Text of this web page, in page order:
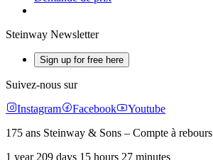
Steinway Newsletter
Sign up for free here
Suivez-nous sur
Instagram
Facebook
Youtube
175 ans Steinway & Sons – Compte à rebours
1 year 209 days 15 hours 27 minutes